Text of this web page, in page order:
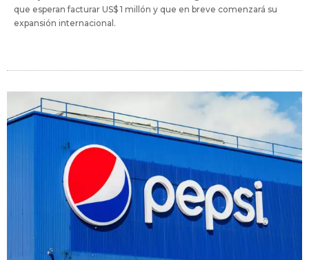
que esperan facturar US$ 1 millón y que en breve comenzará su
expansión internacional.